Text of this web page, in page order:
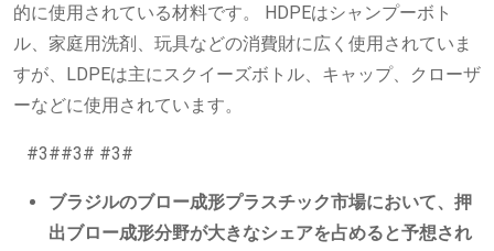
的に使用されている材料です。 HDPEはシャンプーボト
ル、家庭用洗剤、玩具などの消費財に広く使用されていま
すが、LDPEは主にスクイーズボトル、キャップ、クローザ
ーなどに使用されています。
#3##3# #3#
ブラジルのブロー成形プラスチック市場において、押
出ブロー成形分野が大きなシェアを占めると予想され